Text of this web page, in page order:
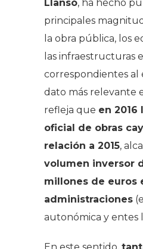
Llansó, ha hecho
principales
la obra pública, los
las infraestructuras
correspondientes al
dato más relevante
refleja que en 2016
oficial de obras
relación a 2015,
volumen inversor
millones de euros
administraciones
autonómica y entes